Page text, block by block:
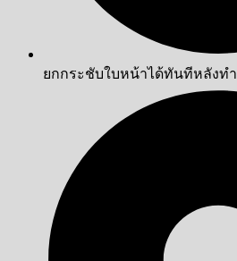
ยกกระชับใบหน้าได้ทันทีหลังทำ